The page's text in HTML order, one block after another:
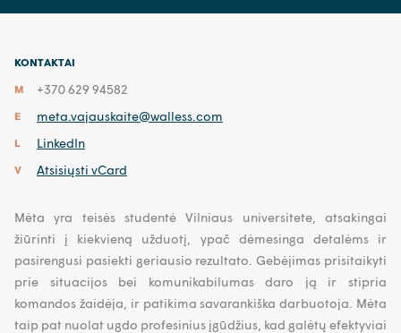
KONTAKTAI
M
+370 629 94582
E meta.vajauskaite@walless.com
L LinkedIn
V Atsisiųsti vCard
Mėta yra teisės studentė Vilniaus universitete, atsakingai
žiūrinti į kiekvieną užduotį, ypač dėmesinga detalėms ir
pasirengusi pasiekti geriausio rezultato. Gebėjimas prisitaikyti
prie situacijos bei komunikabilumas daro ją ir stipria
komandos žaidėja, ir patikima savarankiška darbuotoja. Mėta
taip pat nuolat ugdo profesinius įgūdžius, kad galėtų efektyviai